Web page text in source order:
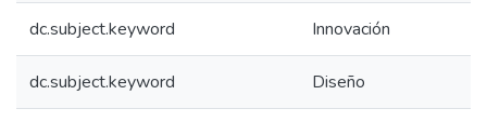
dc.subject.keyword Innovación
dc.subject.keyword Diseño